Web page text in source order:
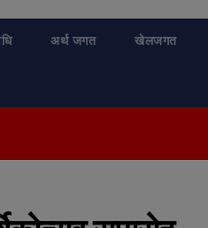
अर्थ जगत खेलजगत